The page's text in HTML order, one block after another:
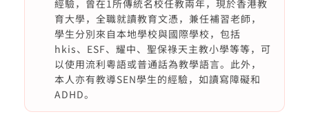
經驗，曾在1所傳統名校任教兩年，現於香港教
育大學，全職就讀教育文憑，兼任補習老師，
學生分別來自本地學校與國際學校，包括
hkis、ESF、耀中、聖保祿天主教小學等等，可
以使用流利粵語或普通話為教學語言。此外，
本人亦有教導SEN學生的經驗，如讀寫障礙和
ADHD。